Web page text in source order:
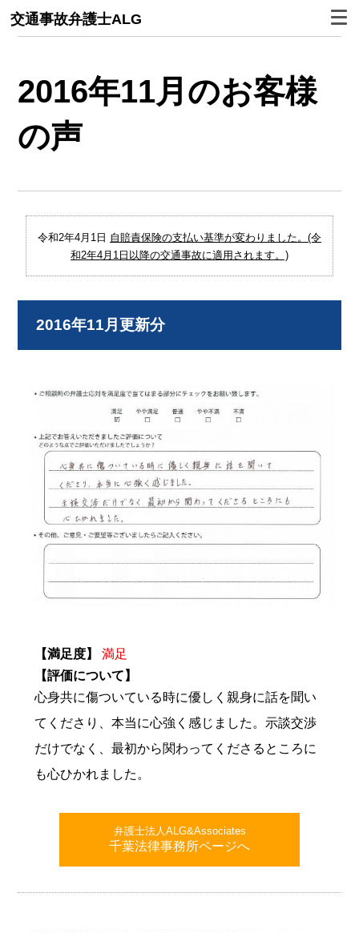
交通事故弁護士ALG
2016年11月のお客様
の声
令和2年4月1日 自賠責保険の支払い基準が変わりました。(令
和2年4月1日以降の交通事故に適用されます。)
2016年11月更新分
【満足度】
満足
【評価について】
心身共に傷ついている時に優しく親身に話を聞い
てくださり、本当に心強く感じました。示談交渉
だけでなく、最初から関わってくださるところに
も心ひかれました。
弁護士法人ALG&Associates
千葉法律事務所ページへ